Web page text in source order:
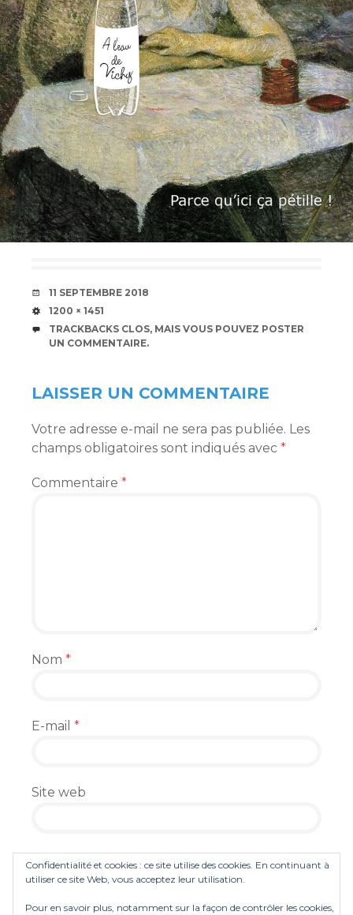
DATE
11 SEPTEMBRE 2018
TAILLE
1200 × 1451
TRACKBACKS CLOS, MAIS VOUS POUVEZ POSTER
UN COMMENTAIRE.
LAISSER UN COMMENTAIRE
Votre adresse e-mail ne sera pas publiée. Les
champs obligatoires sont indiqués avec *
Commentaire *
Nom *
E-mail *
Site web
Enregistrer mon nom, mon e-mail et mon
site dans le navigateur pour mon prochain
Confidentialité et cookies : ce site utilise des cookies. En continuant à
utiliser ce site Web, vous acceptez leur utilisation.
Pour en savoir plus, notamment sur la façon de contrôler les cookies,